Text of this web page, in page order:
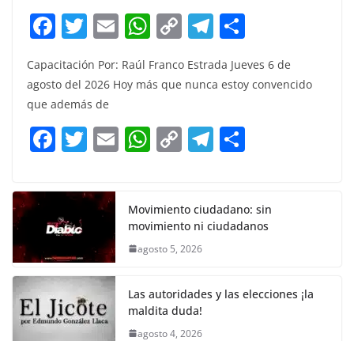
F
c
e
b
o
k
T
itt
er
E
ai
W
at
A
p
C
p
Li
n
T
e
a
m
ar
e
Capacitación Por: Raúl Franco Estrada Jueves 6 de
agosto del 2026 Hoy más que nunca estoy convencido
que además de
F
c
e
b
o
o
k
T
itt
er
E W
s
A
p
C
y
Li
k
T
gr
a
e
Movimiento ciudadano: sin
movimiento ni ciudadanos
agosto 5, 2026
Las autoridades y las elecciones ¡la
maldita duda!
agosto 4, 2026